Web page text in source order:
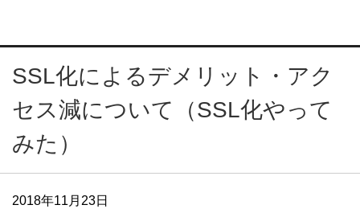
SSL化によるデメリット・アク
セス減について（SSL化やって
みた）
2018年11月23日